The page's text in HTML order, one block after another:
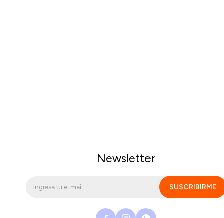
Newsletter
SUSCRIBIRME